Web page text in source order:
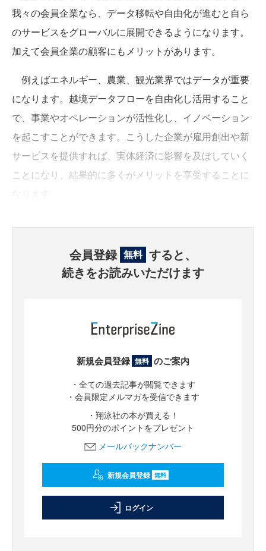
我々の会員企業なら、データ移転や自由化が進むと自ら
のサービスをグローバルに展開できるようになります。
加えて会員企業の顧客にもメリットがあります。
例えばエネルギー、農業、観光業界ではデータが重要
になります。越境データフローを自由化し活用すること
で、事業やオペレーションが活性化し、イノベーション
を起こすことができます。こうした企業が雇用創出や新
サービスを提供すれば、実体経済に影響を及ぼしていく
ことになり、結果的に多くがメリットを享受することに
会員登録 無料 すると、
続きをお読みいただけます
新規会員登録 無料 のご案内
・全ての過去記事が閲覧できます
・会員限定メルマガを受信できます
・翔泳社の本が買える！
500円分のポイントをプレゼント
メールバックナンバー
新規会員登録 無料
ログイン